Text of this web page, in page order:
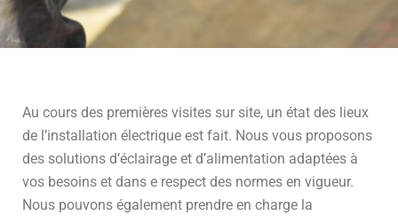
Au cours des premières visites sur site, un état des lieux
de l’installation électrique est fait. Nous vous proposons
des solutions d’éclairage et d’alimentation adaptées à
vos besoins et dans e respect des normes en vigueur.
Nous pouvons également prendre en charge la